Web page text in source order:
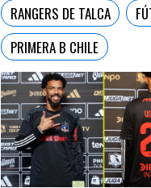
RANGERS DE TALCA
PRIMERA B CHILE